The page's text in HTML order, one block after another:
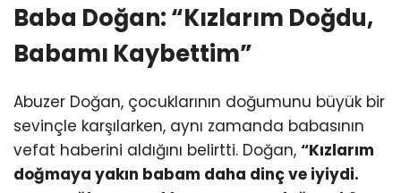
Baba Doğan: “Kızlarım Doğdu,
Babamı Kaybettim”
Abuzer Doğan, çocuklarının doğumunu büyük bir
sevinçle karşılarken, aynı zamanda babasının
vefat haberini aldığını belirtti. Doğan, “Kızlarım
doğmaya yakın babam daha dinç ve iyiydi.